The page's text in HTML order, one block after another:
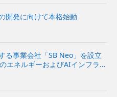
開発に向けて本格始動
る事業会社「SB Neo」を設立
エネルギーおよびAIインフラを
ウドサービスを提供～